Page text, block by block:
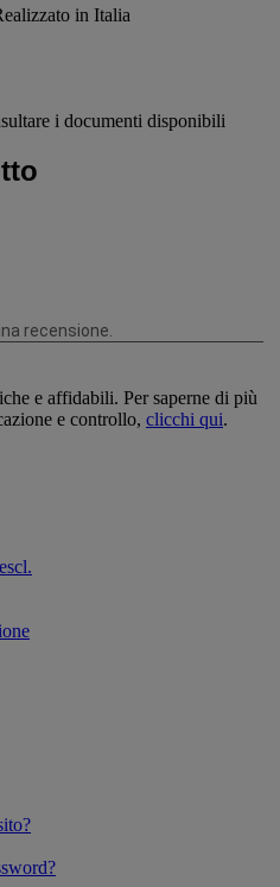
in Italia
i documenti disponibili
e affidabili. Per saperne di più
e controllo, clicchi qui.